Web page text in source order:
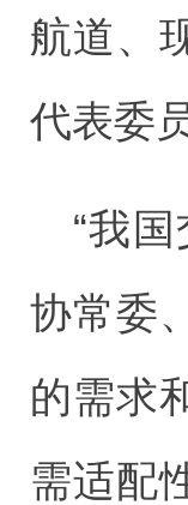
航道、
代表委
“我
协常委
的需求
需适配